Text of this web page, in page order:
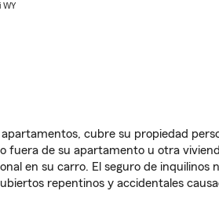
WY
cubre su propiedad
de su apartamento u otra
en su carro. El seguro de
repentinos y accidentales